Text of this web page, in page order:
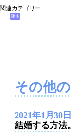
関連カテゴリー
津市
その他
2021年1月30日
結婚する方法。